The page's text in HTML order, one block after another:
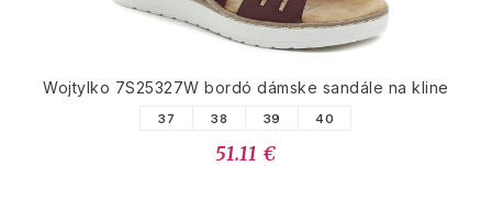
Wojtylko 7S25327W bordó dámske sandále na kline
37 38 39 40
51.11 €